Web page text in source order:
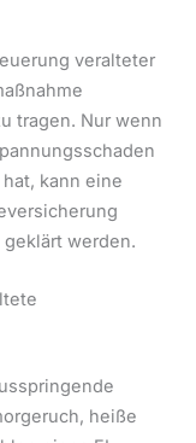
veralteter
tragen. Nur wenn
kann eine
werden.
heiße